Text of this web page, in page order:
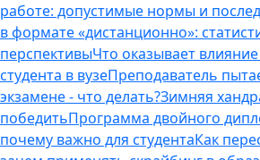
работе: допустимые нормы и
в формате «дистанционно»:
перспективыЧто оказывает
студента в вузеПреподаватель
экзамене - что делать?Зимняя
победитьПрограмма двойного
почему важно для студентаКак